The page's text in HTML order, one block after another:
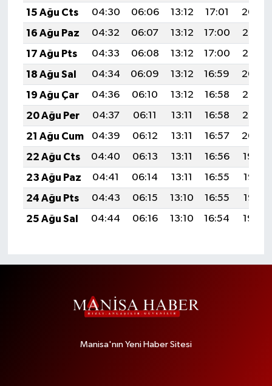
15 Ağu Cts
04:30 06:06 13:12 17:01
20:09
16 Ağu Paz
04:32 06:07 13:12 17:00
20:07
17 Ağu Pts
04:33 06:08 13:12 17:00
20:06
18 Ağu Sal
04:34 06:09 13:12 16:59
20:04
19 Ağu Çar
04:36 06:10 13:12 16:58
20:03
20 Ağu Per
04:37 06:11 13:11 16:58
20:02
21 Ağu Cum
04:39 06:12 13:11 16:57
20:00
22 Ağu Cts
04:40 06:13 13:11 16:56
19:59
23 Ağu Paz
04:41 06:14 13:11 16:55
19:57
24 Ağu Pts
04:43 06:15 13:10 16:55
19:56
25 Ağu Sal
04:44 06:16 13:10 16:54 19:54
Manisa'nın Yeni Haber Sitesi